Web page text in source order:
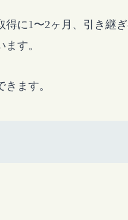
に1〜2ヶ月、引き継
す。
ます。